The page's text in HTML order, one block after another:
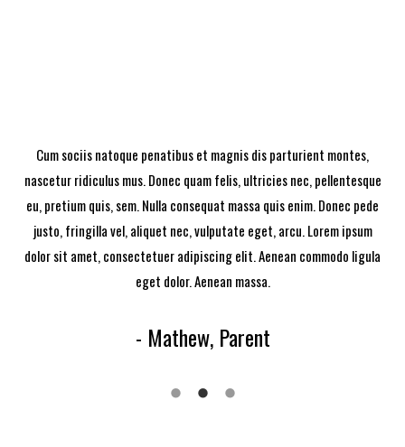
Cum sociis natoque penatibus et magnis dis parturient montes,
nascetur ridiculus mus. Donec quam felis, ultricies nec, pellentesque
eu, pretium quis, sem. Nulla consequat massa quis enim. Donec pede
justo, fringilla vel, aliquet nec, vulputate eget, arcu. Lorem ipsum
dolor sit amet, consectetuer adipiscing elit. Aenean commodo ligula
eget dolor. Aenean massa.
- Mathew, Parent